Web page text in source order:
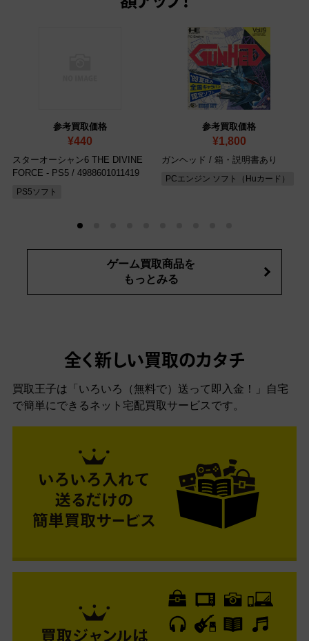
参考買取価格
¥440
スターオーシャン6 THE DIVINE
FORCE - PS5 / 4988601011419
PS5ソフト
参考買取価格
¥1,800
ガンヘッド / 箱・説明書あり
PCエンジン ソフト（Huカード）
ゲーム買取商品を
もっとみる
全く新しい買取のカタチ
買取王子は「いろいろ（無料で）送って即入金！」自宅
で簡単にできるネット宅配買取サービスです。